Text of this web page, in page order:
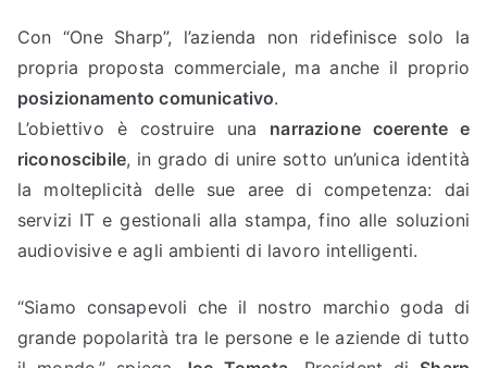
Con “One Sharp”, l’azienda non ridefinisce solo la
propria proposta commerciale, ma anche il proprio
posizionamento comunicativo.
L’obiettivo è costruire una narrazione coerente e
riconoscibile, in grado di unire sotto un’unica identità
la molteplicità delle sue aree di competenza: dai
servizi IT e gestionali alla stampa, fino alle soluzioni
audiovisive e agli ambienti di lavoro intelligenti.
“Siamo consapevoli che il nostro marchio goda di
grande popolarità tra le persone e le aziende di tutto